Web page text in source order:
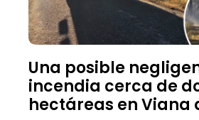
Una posible
incendia cerca de
hectáreas en Viana